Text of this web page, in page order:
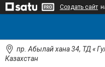
Создать сайт
пр. Абылай хана 34, ТД «
Казахстан